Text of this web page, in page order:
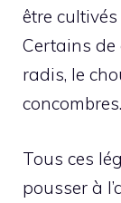
être
Certains de
radis, le
concombres.
Tous ces
pousser à